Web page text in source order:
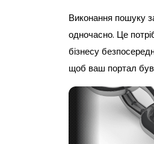
Виконання пошуку
одночасно. Це
бізнесу
щоб ваш портал був